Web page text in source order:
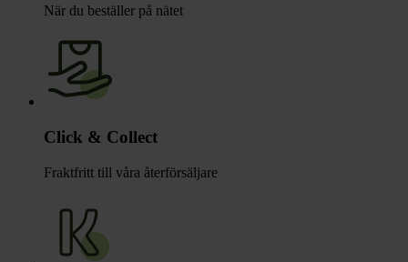
När du beställer på nätet
Click & Collect
Fraktfritt till våra återförsäljare